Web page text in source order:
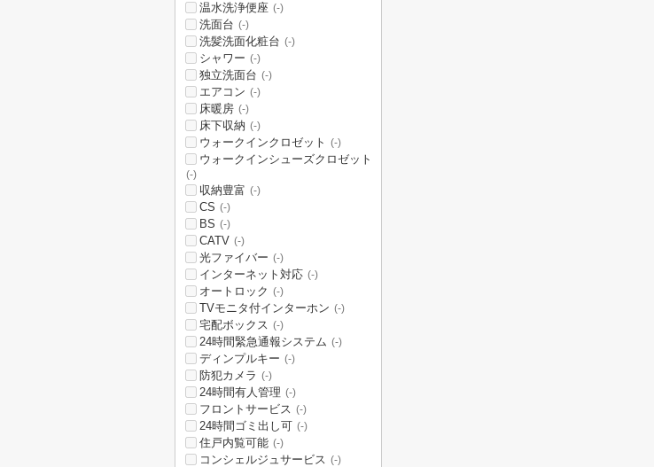
温水洗浄便座 (-)
洗面台 (-)
洗髪洗面化粧台 (-)
シャワー (-)
独立洗面台 (-)
エアコン (-)
床暖房 (-)
床下収納 (-)
ウォークインクロゼット (-)
ウォークインシューズクロゼット
(-)
収納豊富 (-)
CS (-)
BS (-)
CATV (-)
光ファイバー (-)
インターネット対応 (-)
オートロック (-)
TVモニタ付インターホン (-)
宅配ボックス (-)
24時間緊急通報システム (-)
ディンプルキー (-)
防犯カメラ (-)
24時間有人管理 (-)
フロントサービス (-)
24時間ゴミ出し可 (-)
住戸内覧可能 (-)
コンシェルジュサービス (-)